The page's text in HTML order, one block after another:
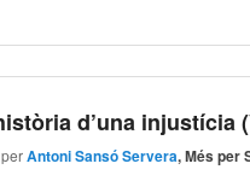
d’una injustícia
perAntoni Sansó Servera, Més per